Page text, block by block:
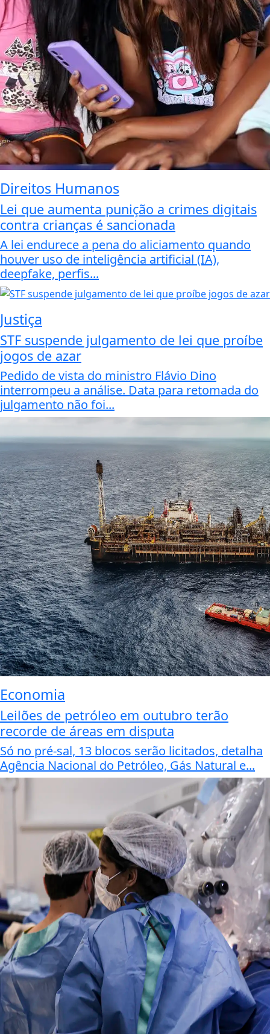
Direitos Humanos
Lei que aumenta punição a crimes digitais
contra crianças é sancionada
A lei endurece a pena do aliciamento quando
houver uso de inteligência artificial (IA),
deepfake, perfis...
Justiça
STF suspende julgamento de lei que proíbe
jogos de azar
Pedido de vista do ministro Flávio Dino
interrompeu a análise. Data para retomada do
julgamento não foi...
Economia
Leilões de petróleo em outubro terão
recorde de áreas em disputa
Só no pré-sal, 13 blocos serão licitados, detalha
Agência Nacional do Petróleo, Gás Natural e...